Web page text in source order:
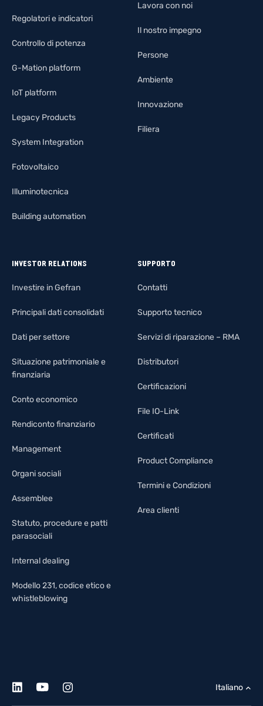
Regolatori e indicatori
Controllo di potenza
G-Mation platform
IoT platform
Legacy Products
System Integration
Fotovoltaico
Illuminotecnica
Building automation
Lavora con noi
Il nostro impegno
Persone
Ambiente
Innovazione
Filiera
INVESTOR RELATIONS
Investire in Gefran
Principali dati consolidati
Dati per settore
Situazione patrimoniale e
finanziaria
Conto economico
Rendiconto finanziario
Management
Organi sociali
Assemblee
Statuto, procedure e patti
parasociali
Internal dealing
Modello 231, codice etico e
whistleblowing
SUPPORTO
Contatti
Supporto tecnico
Servizi di riparazione – RMA
Distributori
Certificazioni
File IO-Link
Certificati
Product Compliance
Termini e Condizioni
Area clienti
Italiano